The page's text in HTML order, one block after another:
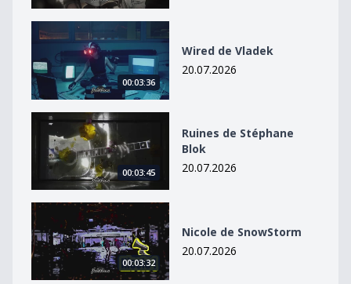
Wired de Vladek
00:03:36
Wired de Vladek
20.07.2026
Ruines de Stéphane Blok
00:03:45
Ruines de Stéphane
Blok
20.07.2026
Nicole de SnowStorm
00:03:32
Nicole de SnowStorm
20.07.2026